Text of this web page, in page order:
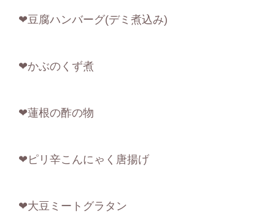
❤豆腐ハンバーグ(デミ煮込み)
❤かぶのくず煮
❤蓮根の酢の物
❤ピリ辛こんにゃく唐揚げ
❤大豆ミートグラタン